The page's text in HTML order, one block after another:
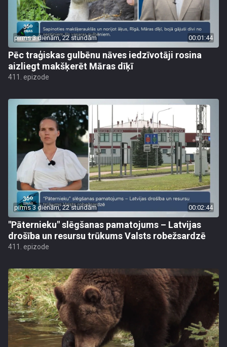
pirms 3 dienām, 22 stundām 00:01:44
Pēc traģiskas gulbēnu nāves iedzīvotāji rosina
aizliegt makšķerēt Māras dīķī
411. epizode
pirms 3 dienām, 22 stundām 00:02:44
"Pāternieku" slēgšanas pamatojums – Latvijas
drošība un resursu trūkums Valsts robežsardzē
411. epizode